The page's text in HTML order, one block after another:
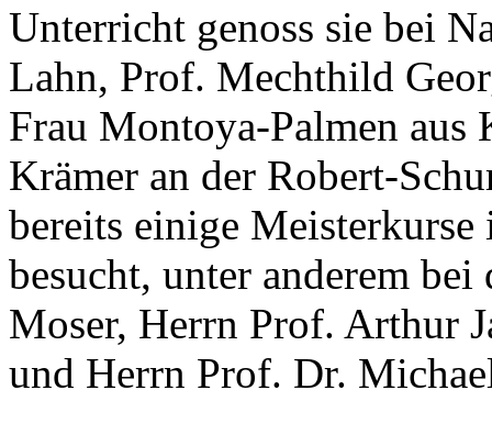
Unterricht genoss sie bei
Lahn, Prof. Mechthild
Frau Montoya-Palmen
Krämer an der Robert-
bereits einige Meisterkurse
besucht, unter anderem
Moser, Herrn Prof. Arthur
und Herrn Prof. Dr.